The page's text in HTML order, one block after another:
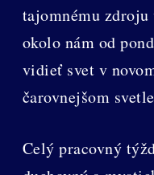
tajomnému
okolo nám od
vidieť svet v
čarovnejšom
Celý pracovný